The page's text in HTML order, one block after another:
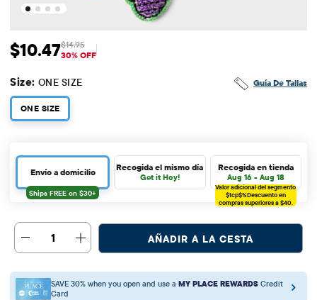
Precio de venta: $10.47
$10.47 Precio original: $14.95
$14.95
30% OFF
Guía De Tallas
Size: ONE SIZE
ONE SIZE
Envío a domicilio Recogida el mismo día
Get it Hoy!
Recogida en tienda
Aug 16 - Aug 18
Valor adicional del segmento
$tcp$%Descuento en
compras superiores a $40.
1 AÑADIR A LA CESTA
SAVE 30% when you open and use a MY PLACE REWARDS Credit
Card